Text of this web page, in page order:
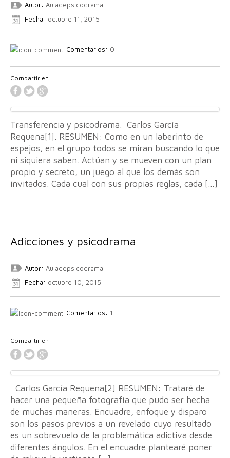
Autor: Auladepsicodrama
Fecha: octubre 11, 2015
Comentarios: 0
Compartir en
Transferencia y psicodrama. Carlos García
Requena[1]. RESUMEN: Como en un laberinto de
espejos, en el grupo todos se miran buscando lo que
ni siquiera saben. Actúan y se mueven con un plan
propio y secreto, un juego al que los demás son
invitados. Cada cual con sus propias reglas, cada […]
Adicciones y psicodrama
Autor: Auladepsicodrama
Fecha: octubre 10, 2015
Comentarios: 1
Compartir en
Carlos García Requena[2] RESUMEN: Trataré de
hacer una pequeña fotografía que pudo ser hecha
de muchas maneras. Encuadre, enfoque y disparo
son los pasos previos a un revelado cuyo resultado
es un sobrevuelo de la problemática adictiva desde
diferentes ángulos. En el encuadre plantearé poner